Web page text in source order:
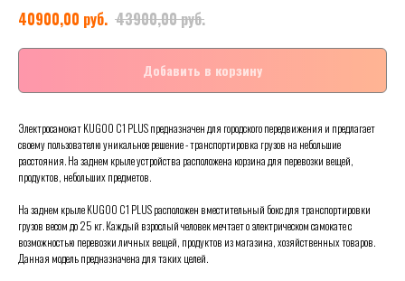
40900,00 руб. 43900,00руб.
Добавить в корзину
Электросамокат KUGOO C1 PLUS предназначен для городского передвижения и предлагает
своему пользователю уникальное решение - транспортировка грузов на небольшие
расстояния. На заднем крыле устройства расположена корзина для перевозки вещей,
продуктов, небольших предметов.
На заднем крыле KUGOO C1 PLUS расположен вместительный бокс для транспортировки
грузов весом до 25 кг. Каждый взрослый человек мечтает о электрическом самокате с
возможностью перевозки личных вещей, продуктов из магазина, хозяйственных товаров.
Данная модель предназначена для таких целей.